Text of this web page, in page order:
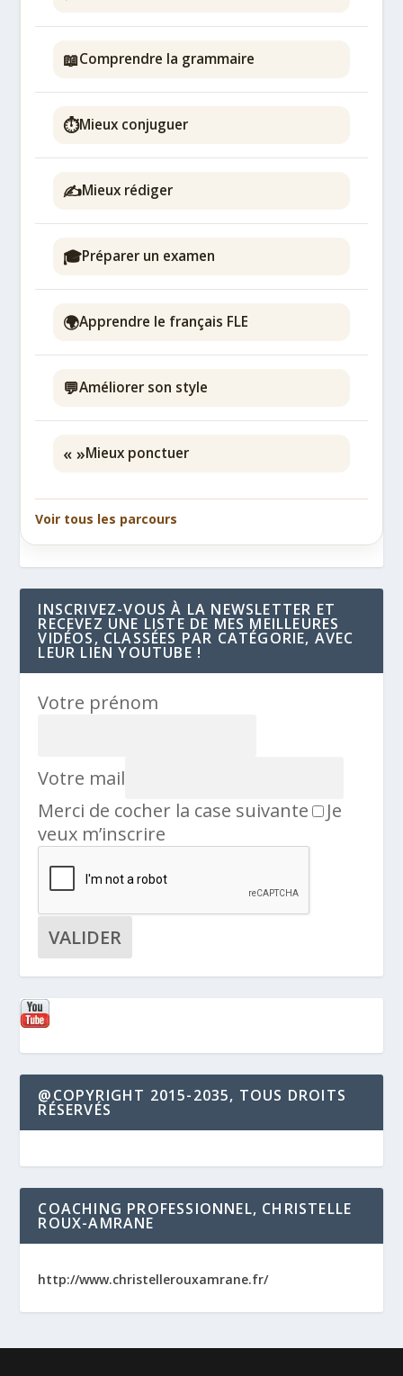
📖Comprendre la grammaire
⏱️Mieux conjuguer
✍️Mieux rédiger
🎓Préparer un examen
🌍Apprendre le français FLE
💬Améliorer son style
« »Mieux ponctuer
Voir tous les parcours
INSCRIVEZ-VOUS À LA NEWSLETTER ET
RECEVEZ UNE LISTE DE MES MEILLEURES
VIDÉOS, CLASSÉES PAR CATÉGORIE, AVEC
LEUR LIEN YOUTUBE !
Votre prénom
Votre mail
Merci de cocher la case suivante
Je
veux m’inscrire
@COPYRIGHT 2015-2035, TOUS DROITS
RÉSERVÉS
COACHING PROFESSIONNEL, CHRISTELLE
ROUX-AMRANE
http://www.christellerouxamrane.fr/